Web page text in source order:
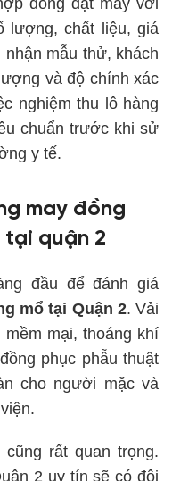
lượng, chất liệu, giá
mẫu thử, khách
và độ chính xác
nghiệm thu lô hàng
chuẩn trước khi sử
y tế.
may đồng
tại quận 2
đầu để đánh giá
mổ tại Quận 2. Vải
mềm mại, thoáng khí
phục phẫu thuật
cho người mặc và
rất quan trọng.
2 uy tín sẽ có đội